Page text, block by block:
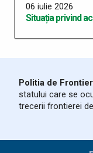
06 iulie 2026
Situația privind
03 iunie 2026
Program Anual
Programul Anual
Politia de
statului care se
trecerii frontierei de